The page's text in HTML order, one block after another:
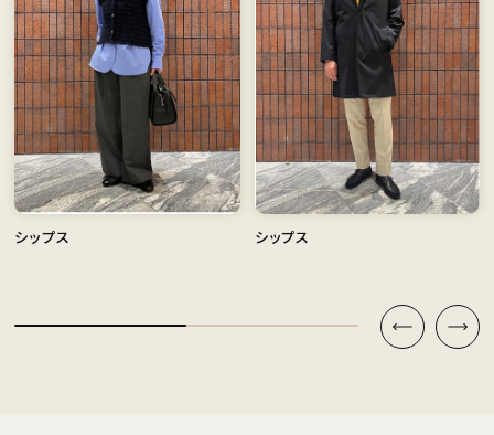
シップス シップス